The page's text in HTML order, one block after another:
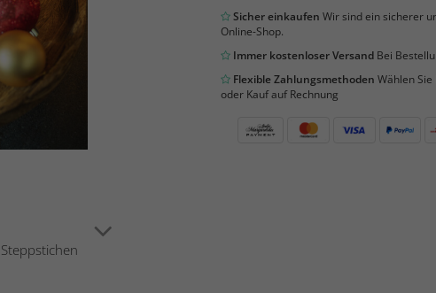
Sicher einkaufen Wir sind ein sicherer
Online-Shop.
Immer kostenloser VersandBei
Flexible Zahlungsmethoden Wählen Sie
oder Kauf auf Rechnung